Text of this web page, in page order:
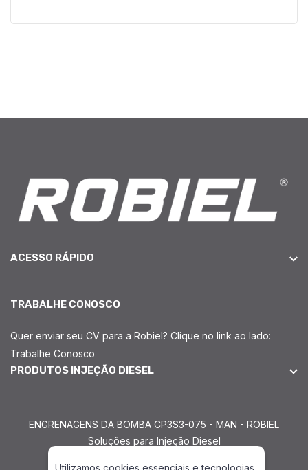
ACESSO RÁPIDO
TRABALHE CONOSCO
Quer enviar seu CV para a Robiel? Clique no link ao lado:
Trabalhe Conosco
PRODUTOS INJEÇÃO DIESEL
ENGRENAGENS DA BOMBA CP3S3-075 - MAN - ROBIEL
Soluções para Injeção Diesel
Utilizamos cookies essenciais e tecnologias